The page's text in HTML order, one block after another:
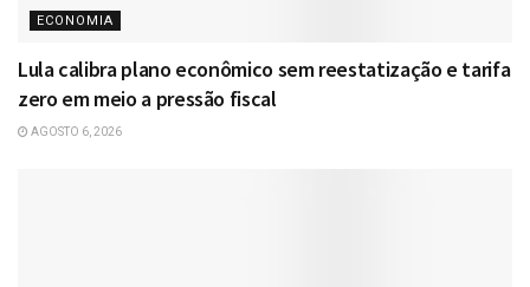
ECONOMIA
Lula calibra plano econômico sem reestatização e tarifa
zero em meio a pressão fiscal
AGOSTO 6, 2026